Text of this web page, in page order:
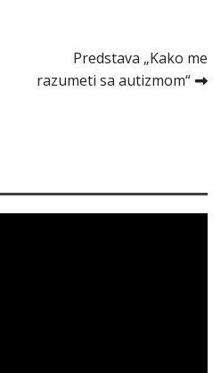
Predstava „Kako me
razumeti sa autizmom“